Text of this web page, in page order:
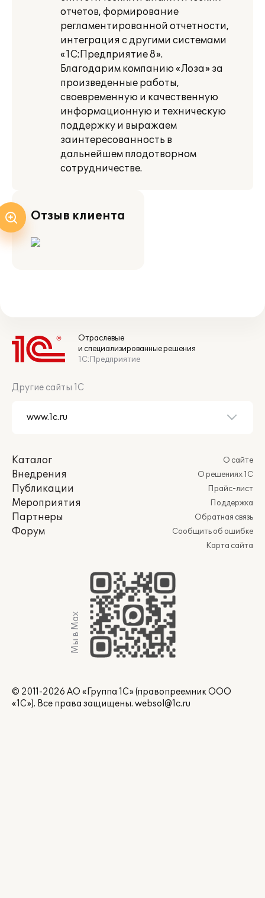
отчетов, формирование
регламентированной отчетности,
интеграция с другими системами
«1С:Предприятие 8».
Благодарим компанию «Лоза» за
произведенные работы,
своевременную и качественную
информационную и техническую
поддержку и выражаем
заинтересованность в
дальнейшем плодотворном
сотрудничестве.
Отзыв клиента
Отраслевые
и специализированные решения
1С:Предприятие
Другие сайты 1С
Каталог
Внедрения
Публикации
Мероприятия
Партнеры
Форум
О сайте
О решениях 1С
Прайс-лист
Поддержка
Обратная связь
Сообщить об ошибке
Карта сайта
Мы в Max
© 2011-2026 АО «Группа 1С» (правопреемник ООО
«1С»). Все права защищены. websol@1c.ru